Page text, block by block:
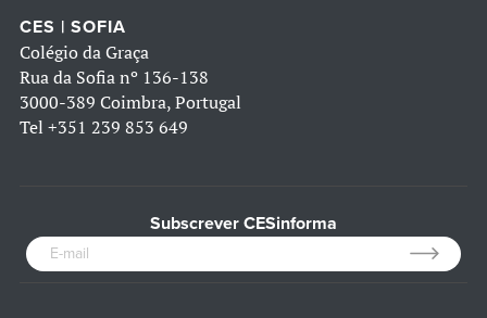
CES | SOFIA
Colégio da Graça
Rua da Sofia nº 136-138
3000-389 Coimbra, Portugal
Tel +351 239 853 649
Subscrever CESinforma